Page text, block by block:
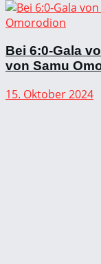
Bei 6:0-Gala
von Samu
15. Oktober 2024